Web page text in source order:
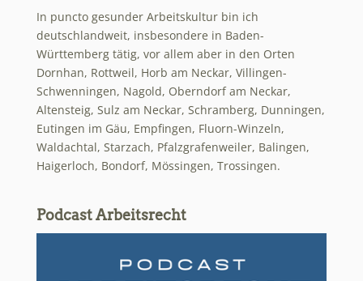
In puncto gesunder Arbeitskultur bin ich
deutschlandweit, insbesondere in Baden-
Württemberg tätig, vor allem aber in den Orten
Dornhan, Rottweil, Horb am Neckar, Villingen-
Schwenningen, Nagold, Oberndorf am Neckar,
Altensteig, Sulz am Neckar, Schramberg, Dunningen,
Eutingen im Gäu, Empfingen, Fluorn-Winzeln,
Waldachtal, Starzach, Pfalzgrafenweiler, Balingen,
Haigerloch, Bondorf, Mössingen, Trossingen.
Podcast Arbeitsrecht